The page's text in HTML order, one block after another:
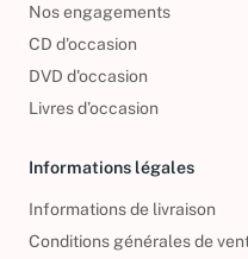
Nos engagements
CD d'occasion
DVD d'occasion
Livres d’occasion
Informations légales
Informations de livraison
Conditions générales de